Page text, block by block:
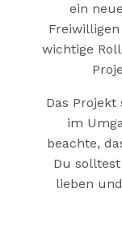
ein
wichtige
Das
im
beachte,
Du
lieben